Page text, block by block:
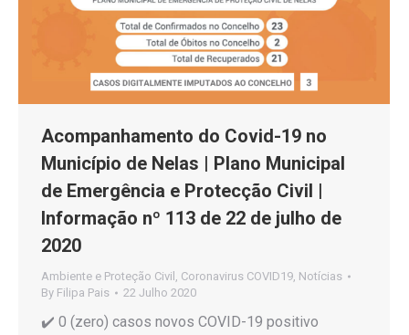
Acompanhamento do Covid-19 no
Município de Nelas | Plano Municipal
de Emergência e Protecção Civil |
Informação nº 113 de 22 de julho de
2020
Ambiente e Proteção Civil , Coronavirus COVID19, Notícias
By Filipa Pais 22 Julho 2020
✔️ 0 (zero) casos novos COVID-19 positivo